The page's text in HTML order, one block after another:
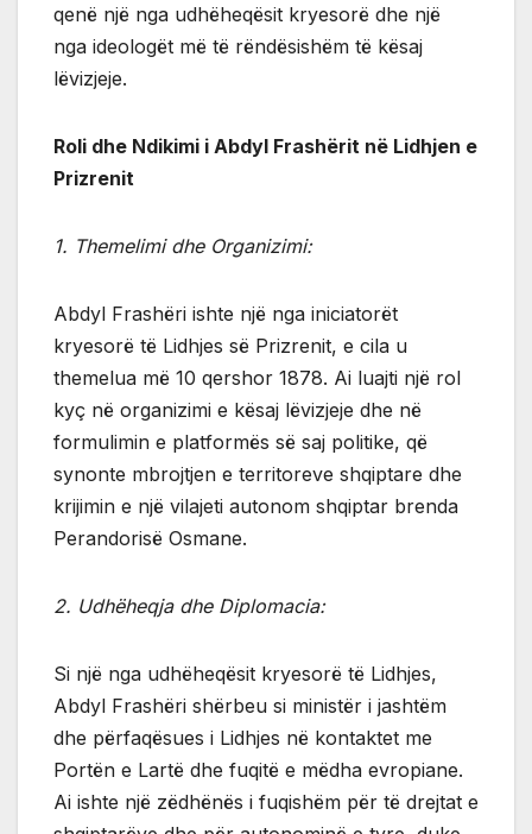
qenë një nga udhëheqësit kryesorë dhe një
nga ideologët më të rëndësishëm të kësaj
lëvizjeje.
Roli dhe Ndikimi i Abdyl Frashërit në Lidhjen e
Prizrenit
1. Themelimi dhe Organizimi:
Abdyl Frashëri ishte një nga iniciatorët
kryesorë të Lidhjes së Prizrenit, e cila u
themelua më 10 qershor 1878. Ai luajti një rol
kyç në organizimi e kësaj lëvizjeje dhe në
formulimin e platformës së saj politike, që
synonte mbrojtjen e territoreve shqiptare dhe
krijimin e një vilajeti autonom shqiptar brenda
Perandorisë Osmane.
2. Udhëheqja dhe Diplomacia:
Si një nga udhëheqësit kryesorë të Lidhjes,
Abdyl Frashëri shërbeu si ministër i jashtëm
dhe përfaqësues i Lidhjes në kontaktet me
Portën e Lartë dhe fuqitë e mëdha evropiane.
Ai ishte një zëdhënës i fuqishëm për të drejtat e